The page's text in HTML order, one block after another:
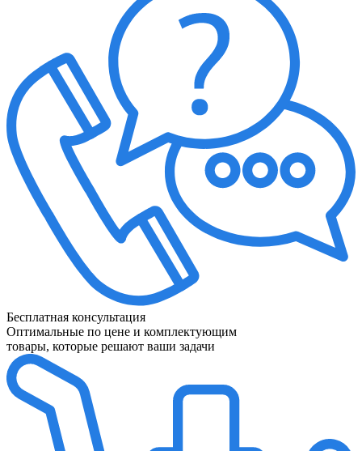
Бесплатная консультация
Оптимальные по цене и комплектующим
товары, которые решают ваши задачи